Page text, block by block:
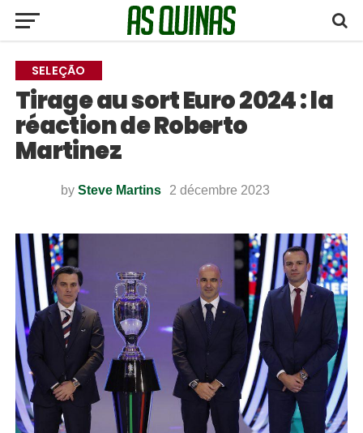
SELEÇÃO
Tirage au sort Euro 2024 : la
réaction de Roberto
Martinez
by Steve Martins 2 décembre 2023